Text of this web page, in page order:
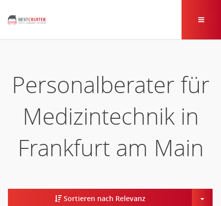
Personalberater für
Medizintechnik in
Frankfurt am Main
Sortieren nach Relevanz